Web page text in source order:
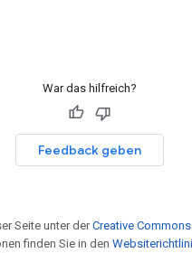
War das hilfreich?
Feedback geben
Seite unter derCreative
finden Sie in den